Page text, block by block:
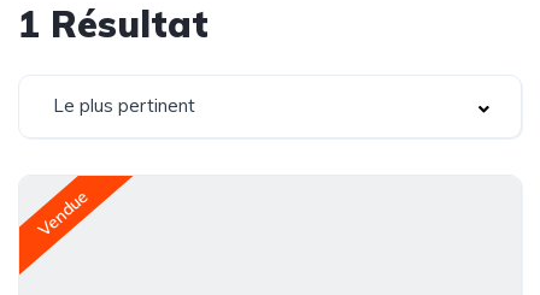
1 Résultat
Le plus pertinent
Vendue